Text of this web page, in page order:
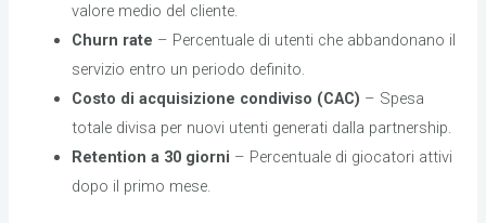
valore medio del cliente.
Churn rate – Percentuale di utenti che abbandonano il
servizio entro un periodo definito.
Costo di acquisizione condiviso (CAC) – Spesa
totale divisa per nuovi utenti generati dalla partnership.
Retention a 30 giorni – Percentuale di giocatori attivi
dopo il primo mese.